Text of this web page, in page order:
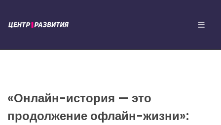
«Онлайн-история — это
продолжение офлайн-жизни»: